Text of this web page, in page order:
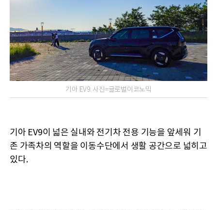
기아 EV9. 사진=글로벌이코노믹
기아 EV9이 넓은 실내와 전기차 전용 기능을 앞세워 기
존 가족차의 역할을 이동수단에서 생활 공간으로 넓히고
있다.